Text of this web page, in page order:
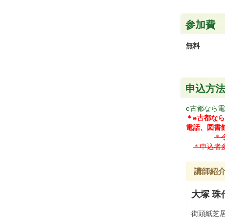
参加費
無料
申込方法
e古都なら
＊e古都な
電話、図書
＊
＊申込者
講師紹
大塚 珠
街頭紙芝